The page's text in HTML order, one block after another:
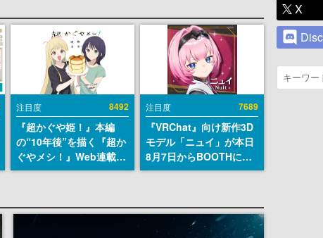
注目度 8492
『超かぐや姫！』本編
の“10年後”を描く『超か
ぐやメシ！』Web連載決
定。新たなWebマンガレ
タート、あのお話には…
注目度 7689
『VRChat』向け新作3D
モデル「ニュイ」が本日
8月7日からBOOTHにて
発売。瞳に光る星や感情
X